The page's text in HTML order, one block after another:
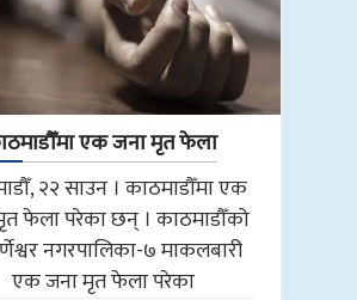
एक जना मृत फेला
२२ साउन । काठमाडौँमा एक
फेला परेका छन् । काठमाडौँको
नगरपालिका-७ माकलबारी
एक जना मृत फेला परेका